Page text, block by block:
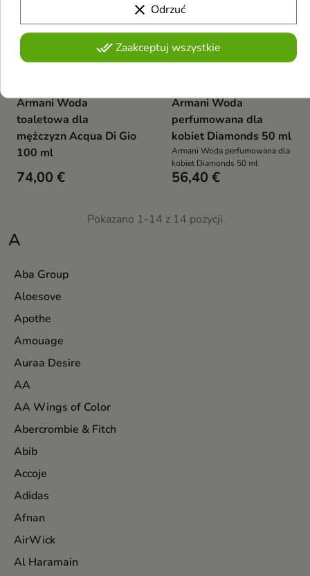
A
Aba Group
Aloesove
Apothe
Amouage
Auraa Desire
AA
AA Wings of Color
Abercrombie & Fitch
Abib
Accoje
Adidas
Afnan
AirWick
Al Haramain
Armani Woda
toaletowa dla
mężczyzn Acqua Di Gio
100 ml
74,00 €
Armani Woda
perfumowana dla
kobiet Diamonds 50 ml
Armani Woda perfumowana dla
kobiet Diamonds 50 ml
56,40 €
Pokazano 1-14 z 14 pozycji
clear Odrzuć
done_allZaakceptuj wszystkie